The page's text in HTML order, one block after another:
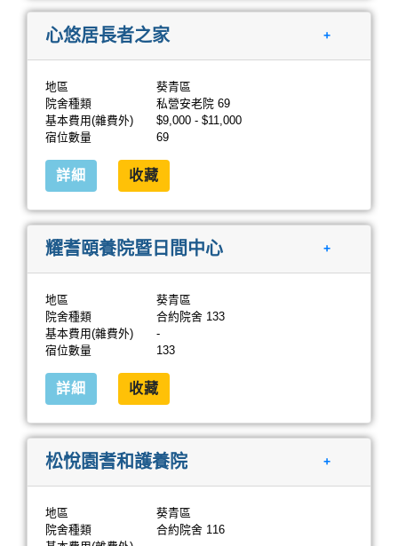
心悠居長者之家 +
地區
葵青區
院舍種類
私營安老院 69
基本費用(雜費外)
$9,000 - $11,000
宿位數量
69
詳細 收藏
耀耆頤養院暨日間中心 +
地區
葵青區
院舍種類
合約院舍 133
基本費用(雜費外)
-
宿位數量
133
詳細 收藏
松悅園耆和護養院 +
地區
葵青區
院舍種類
合約院舍 116